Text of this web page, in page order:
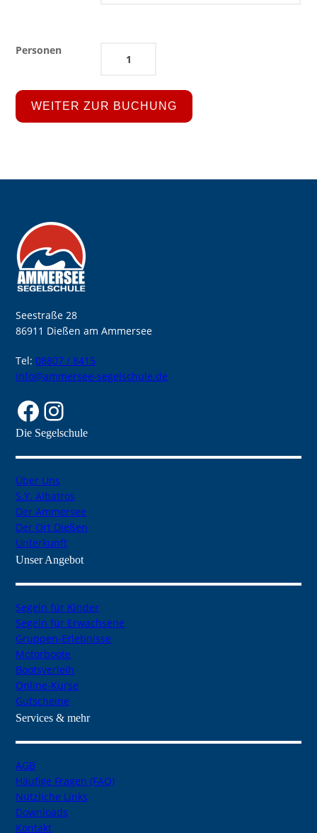
Mitsegeln
Albatros
Menge
WEITER ZUR BUCHUNG
Seestraße 28
86911 Dießen am Ammersee
Tel:08807 / 8415
info@ammersee-segelschule.de
Facebook Instagram
Die Segelschule
Über Uns
S.Y. Albatros
Der Ammersee
Der Ort Dießen
Unterkunft
Unser Angebot
Segeln für Kinder
Segeln für Erwachsene
Gruppen-Erlebnisse
Motorboote
Bootsverleih
Online-Kurse
Gutscheine
Services & mehr
AGB
Häufige Fragen (FAQ)
Nützliche Links
Downloads
Kontakt